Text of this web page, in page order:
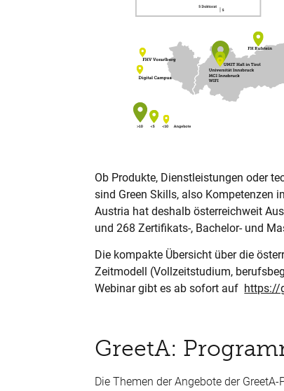
Ob Produkte, Dienstleistungen oder
sind Green Skills, also Kompetenzen
Austria hat deshalb österreichweit
und 268 Zertifikats-, Bachelor- und
Die kompakte Übersicht über die
Zeitmodell (Vollzeitstudium,
Webinar gibt es ab sofort auf https://
GreetA:
Die Themen der Angebote der